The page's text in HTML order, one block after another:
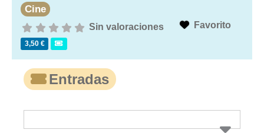
Cine
Sin valoraciones Favorito
3,50 €
Entradas